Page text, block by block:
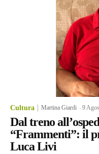
Cultura Martina Giardi -9
Dal treno
“Frammenti”: il
Luca Livi